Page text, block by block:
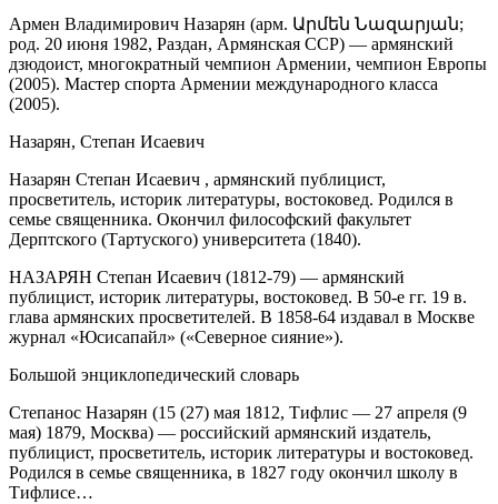
Армен Владимирович Назарян (арм. Արմեն Նազարյան;
род. 20 июня 1982, Раздан, Армянская ССР) — армянский
дзюдоист, многократный чемпион Армении, чемпион Европы
(2005). Мастер спорта Армении международного класса
(2005).
Назарян, Степан Исаевич
Назарян Степан Исаевич , армянский публицист,
просветитель, историк литературы, востоковед. Родился в
семье священника. Окончил философский факультет
Дерптского (Тартуского) университета (1840).
НАЗАРЯН Степан Исаевич (1812-79) — армянский
публицист, историк литературы, востоковед. В 50-е гг. 19 в.
глава армянских просветителей. В 1858-64 издавал в Москве
журнал «Юсисапайл» («Северное сияние»).
Большой энциклопедический словарь
Степанос Назарян (15 (27) мая 1812, Тифлис — 27 апреля (9
мая) 1879, Москва) — российский армянский издатель,
публицист, просветитель, историк литературы и востоковед.
Родился в семье священника, в 1827 году окончил школу в
Тифлисе…